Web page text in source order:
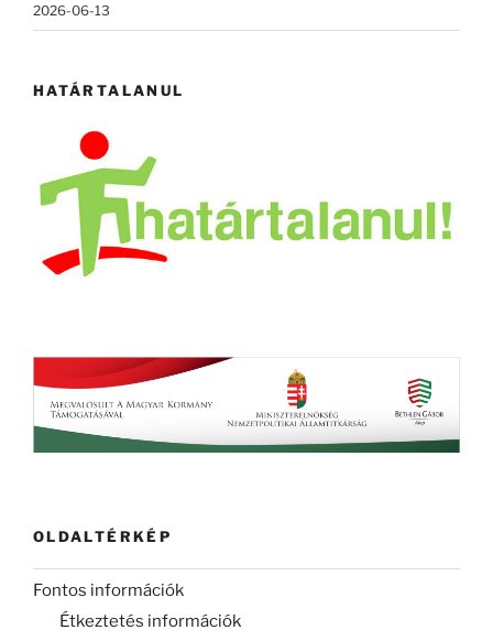
2026-06-13
HATÁRTALANUL
OLDALTÉRKÉP
Fontos információk
Étkeztetés információk